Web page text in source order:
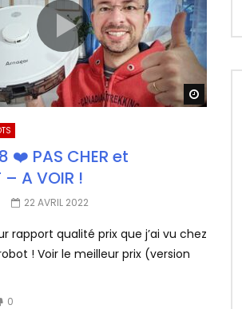
Watch
❤️ PAS CHER et
– A VOIR !
22 AVRIL 2022
rapport qualité prix que j’ai vu chez
! Voir le meilleur prix (version
0